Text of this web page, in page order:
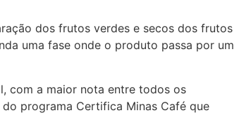
dos frutos verdes e secos dos frutos
uma fase onde o produto passa por um
com a maior nota entre todos os
programa Certifica Minas Café que